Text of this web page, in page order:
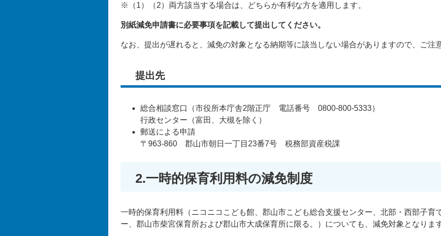
※（1）（2）両方該当する場合は、どちらか有利な方を適用します。
別紙減免申請書に必要事項を記載して提出してください。
なお、提出が遅れると、減免の対象となる納期等に該当しない場合がありますので、ご注
提出先
総合相談窓口（市役所本庁舎2階正庁 電話番号 0800-800-5333）
行政センター（富田、大槻を除く）
郵送による申請
〒963-860 郡山市朝日一丁目23番7号 税務部資産税課
2.一時的保育利用料の減免制度
一時的保育利用料（ニコニコこども館、郡山市こども総合支援センター、北部・西部子育
ー、郡山市柴宮保育所および郡山市大成保育所に限る。）についても、減免対象となります